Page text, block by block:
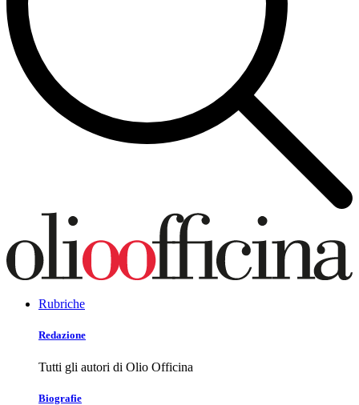
Rubriche
Redazione
Tutti gli autori di Olio Officina
Biografie